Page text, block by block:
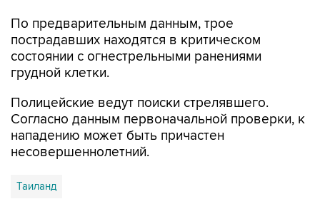
По предварительным данным, трое
пострадавших находятся в критическом
состоянии с огнестрельными ранениями
грудной клетки.
Полицейские ведут поиски стрелявшего.
Согласно данным первоначальной проверки, к
нападению может быть причастен
несовершеннолетний.
Таиланд